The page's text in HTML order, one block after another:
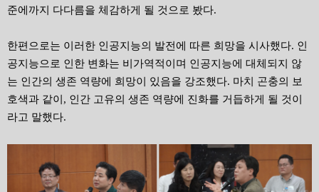
준에까지 다다름을 체감하게 될 것으로 봤다.
한편으로는 이러한 인공지능의 발전에 따른 희망을 시사했다. 인
공지능으로 인한 변화는 비가역적이며 인공지능에 대체되지 않
는 인간의 생존 역량에 희망이 있음을 강조했다. 마치 곤충의 보
호색과 같이, 인간 고유의 생존 역량에 진화를 거듭하게 될 것이
라고 말했다.